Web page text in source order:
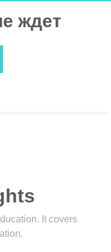
ждет
It covers